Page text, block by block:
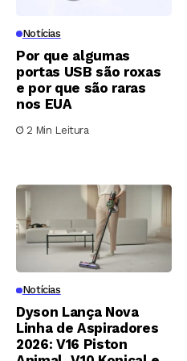
Notícias
Por que algumas
portas USB são roxas
e por que são raras
nos EUA
2 Min Leitura
Notícias
Dyson Lança Nova
Linha de Aspiradores
2026: V16 Piston